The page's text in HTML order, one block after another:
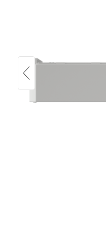
Fronius Reserva Pro